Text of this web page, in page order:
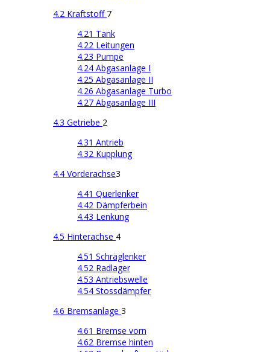
4.2 Kraftstoff 7
4.21 Tank
4.22 Leitungen
4.23 Pumpe
4.24 Abgasanlage I
4.25 Abgasanlage II
4.26 Abgasanlage Turbo
4.27 Abgasanlage III
4.3 Getriebe 2
4.31 Antrieb
4.32 Kupplung
4.4 Vorderachse3
4.41 Querlenker
4.42 Dämpferbein
4.43 Lenkung
4.5 Hinterachse 4
4.51 Schräglenker
4.52 Radlager
4.53 Antriebswelle
4.54 Stossdämpfer
4.6 Bremsanlage 3
4.61 Bremse vorn
4.62 Bremse hinten